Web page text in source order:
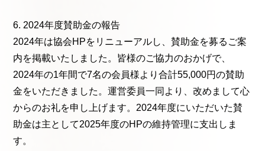
6. 2024年度賛助金の報告
2024年は協会HPをリニューアルし、賛助金を募るご案
内を掲載いたしました。皆様のご協力のおかげで、
2024年の1年間で7名の会員様より合計55,000円の賛助
金をいただきました。運営委員一同より、改めまして心
からのお礼を申し上げます。2024年度にいただいた賛
助金は主として2025年度のHPの維持管理に支出しま
す。